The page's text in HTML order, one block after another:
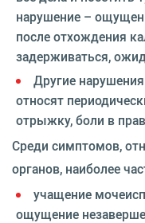
нарушение –
после отхождения
задерживаться,
Другие
относят
отрыжку, боли в
Среди симптомов,
органов, наиболее
учащение
ощущение